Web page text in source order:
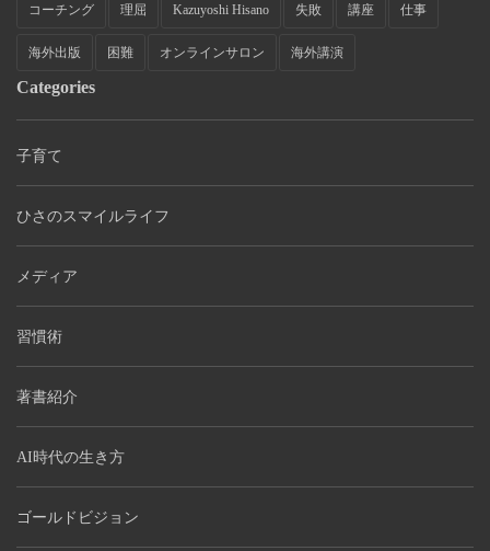
コーチング 理屈 Kazuyoshi Hisano 失敗 講座 仕事
海外出版 困難 オンラインサロン 海外講演
Categories
子育て
ひさのスマイルライフ
メディア
習慣術
著書紹介
AI時代の生き方
ゴールドビジョン